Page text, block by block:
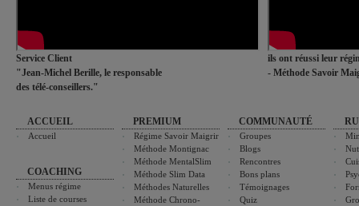
Service Client
"Jean-Michel Berille, le responsable
des télé-conseillers."
ils ont réussi leur
- Méthode Savoir
ACCUEIL
Accueil
COACHING
Menus régime
Liste de courses
PREMIUM
Régime Savoir Maigrir
Méthode Montignac
Méthode MentalSlim
Méthode Slim Data
Méthodes Naturelles
Méthode Chrono-
COMMUNAUTÉ
Groupes
Blogs
Rencontres
Bons plans
Témoignages
Quiz